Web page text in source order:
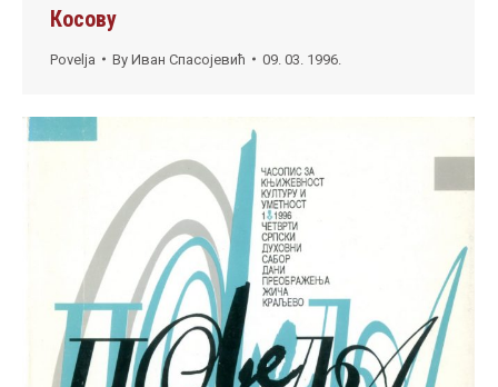
Косову
Povelja By Иван Спасојевић 09. 03. 1996.